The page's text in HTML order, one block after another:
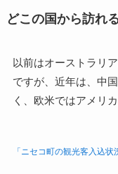
どこの国から訪れ
以前はオーストラリ
ですが、近年は、中
く、欧米ではアメリ
「ニセコ町の観光客入込状